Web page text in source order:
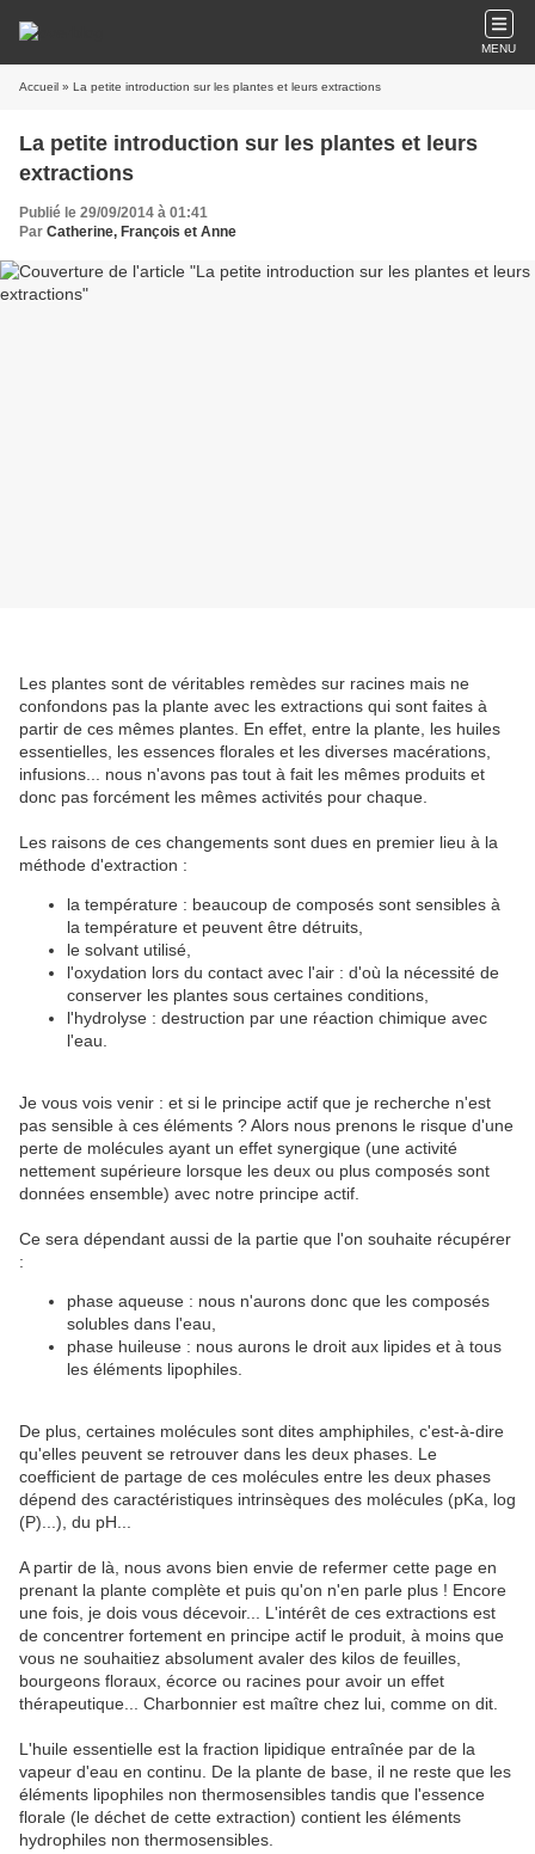
MENU
Accueil » La petite introduction sur les plantes et leurs extractions
La petite introduction sur les plantes et leurs
extractions
Publié le 29/09/2014 à 01:41
Par Catherine, François et Anne
Les plantes sont de véritables remèdes sur racines mais ne
confondons pas la plante avec les extractions qui sont faites à
partir de ces mêmes plantes. En effet, entre la plante, les huiles
essentielles, les essences florales et les diverses macérations,
infusions... nous n'avons pas tout à fait les mêmes produits et
donc pas forcément les mêmes activités pour chaque.
Les raisons de ces changements sont dues en premier lieu à la
méthode d'extraction :
la température : beaucoup de composés sont sensibles à
la température et peuvent être détruits,
le solvant utilisé,
l'oxydation lors du contact avec l'air : d'où la nécessité de
conserver les plantes sous certaines conditions,
l'hydrolyse : destruction par une réaction chimique avec
l'eau.
Je vous vois venir : et si le principe actif que je recherche n'est
pas sensible à ces éléments ? Alors nous prenons le risque d'une
perte de molécules ayant un effet synergique (une activité
nettement supérieure lorsque les deux ou plus composés sont
données ensemble) avec notre principe actif.
Ce sera dépendant aussi de la partie que l'on souhaite récupérer
:
phase aqueuse : nous n'aurons donc que les composés
solubles dans l'eau,
phase huileuse : nous aurons le droit aux lipides et à tous
les éléments lipophiles.
De plus, certaines molécules sont dites amphiphiles, c'est-à-dire
qu'elles peuvent se retrouver dans les deux phases. Le
coefficient de partage de ces molécules entre les deux phases
dépend des caractéristiques intrinsèques des molécules (pKa, log
(P)...), du pH...
A partir de là, nous avons bien envie de refermer cette page en
prenant la plante complète et puis qu'on n'en parle plus ! Encore
une fois, je dois vous décevoir... L'intérêt de ces extractions est
de concentrer fortement en principe actif le produit, à moins que
vous ne souhaitiez absolument avaler des kilos de feuilles,
bourgeons floraux, écorce ou racines pour avoir un effet
thérapeutique... Charbonnier est maître chez lui, comme on dit.
L'huile essentielle est la fraction lipidique entraînée par de la
vapeur d'eau en continu. De la plante de base, il ne reste que les
éléments lipophiles non thermosensibles tandis que l'essence
florale (le déchet de cette extraction) contient les éléments
hydrophiles non thermosensibles.